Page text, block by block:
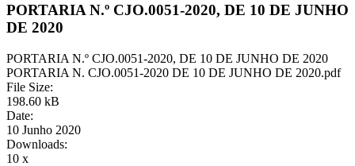
PORTARIA N.º CJO.0051-2020, DE 10 DE JUNHO
DE 2020
PORTARIA N.º CJO.0051-2020, DE 10 DE JUNHO DE 2020
PORTARIA N. CJO.0051-2020 DE 10 DE JUNHO DE 2020.pdf
File Size:
198.60 kB
Date:
10 Junho 2020
Downloads:
10 x